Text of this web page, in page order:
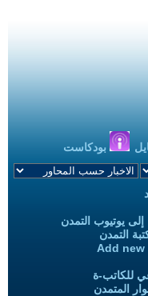
بودكاست
يوتيوب التمدن
التمدن
Add
للكاتب-ة
المتمدن